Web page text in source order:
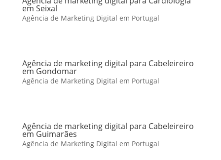
em Seixal
Agência de Marketing Digital em Portugal
Agência de marketing digital para Cabeleireiro
em Gondomar
Agência de Marketing Digital em Portugal
Agência de marketing digital para Cabeleireiro
em Guimarães
Agência de Marketing Digital em Portugal